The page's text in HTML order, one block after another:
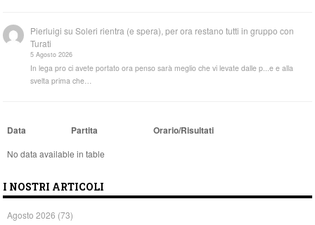
Pierluigi suSoleri rientra (e spera), per ora restano tutti in gruppo con
Turati
5 Agosto 2026
In lega pro ci avete portato ora penso sarà meglio che vi levate dalle p...e e alla
svelta prima che…
Data Partita Orario/Risultati
No data available in table
I NOSTRI ARTICOLI
Agosto 2026 (73)